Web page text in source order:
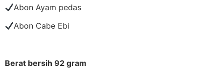
Abon Ayam pedas
Abon Cabe Ebi
Berat bersih 92 gram